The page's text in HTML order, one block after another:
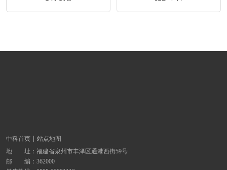
中科首页
站点地图
地 址： 福建省泉州市丰泽区通港西街59号
邮 编：362000